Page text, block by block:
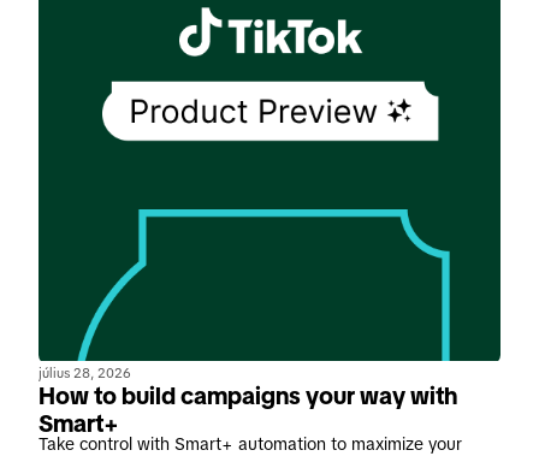
július 28, 2026
How to build campaigns your way with
Smart+
Take control with Smart+ automation to maximize your